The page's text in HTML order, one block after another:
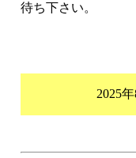
待ち下さい。
2025